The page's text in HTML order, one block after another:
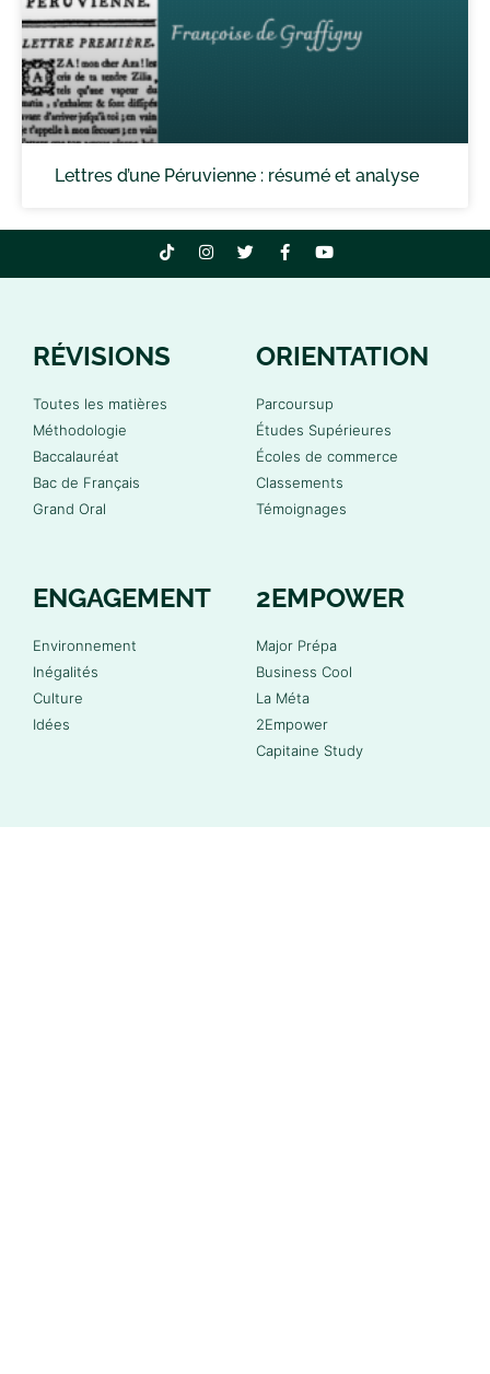
Lettres d’une Péruvienne : résumé et analyse
RÉVISIONS
Toutes les matières
Méthodologie
Baccalauréat
Bac de Français
Grand Oral
ORIENTATION
Parcoursup
Études Supérieures
Écoles de commerce
Classements
Témoignages
ENGAGEMENT
Environnement
Inégalités
Culture
Idées
2EMPOWER
Major Prépa
Business Cool
La Méta
2Empower
Capitaine Study